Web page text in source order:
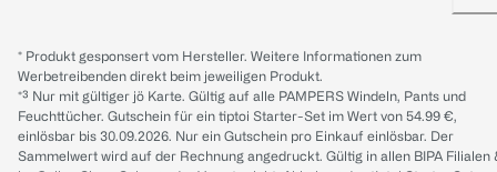
* Produkt gesponsert vom Hersteller. Weitere Informationen zum
Werbetreibenden direkt beim jeweiligen Produkt.
*³ Nur mit gültiger jö Karte. Gültig auf alle PAMPERS Windeln, Pants und
Feuchttücher. Gutschein für ein tiptoi Starter-Set im Wert von 54.99 €,
einlösbar bis 30.09.2026. Nur ein Gutschein pro Einkauf einlösbar. Der
Sammelwert wird auf der Rechnung angedruckt. Gültig in allen BIPA Filialen